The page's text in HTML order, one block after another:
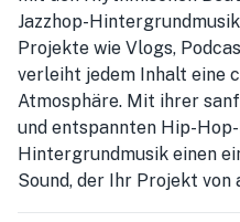
Jazzhop-
Projekte wie Vlogs,
verleiht jedem Inhalt eine
Atmosphäre. Mit ihrer
und entspannten Hip-
Hintergrundmusik einen
Sound, der Ihr Projekt von